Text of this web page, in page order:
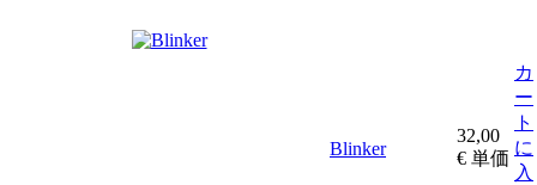
Blinker
32,00
€ 単価
カ
ー
ト
に
入